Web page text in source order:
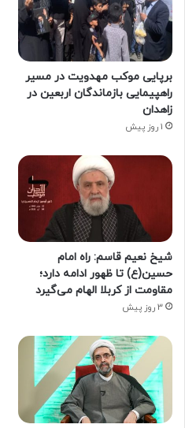
برپایی موکب مهدویت در مسیر
راهپیمایی بازماندگان اربعین در
زاهدان
1 روز پیش
شیخ نعیم قاسم: راه امام
حسین(ع) تا ظهور ادامه دارد؛
مقاومت از کربلا الهام می‌گیرد
3 روز پیش